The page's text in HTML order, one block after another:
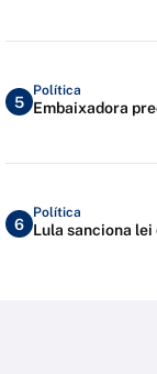
5
Política
Embaixadora
6
Política
Lula sanciona